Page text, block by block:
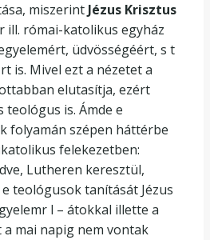
miszerint Jézus Krisztus
ill. római-katolikus egyház
üdvösségéért, s t
is. Mivel ezt a nézetet a
elutasítja, ezért
is. Ámde e
folyamán szépen háttérbe
felekezetben:
Lutheren keresztül,
e teológusok tanítását Jézus
l – átokkal illette a
mai napig nem vontak